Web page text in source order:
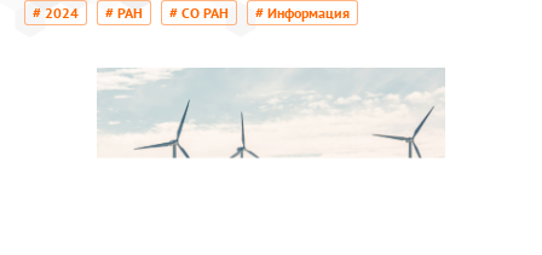
# 2024 # РАН # СО РАН # Информация